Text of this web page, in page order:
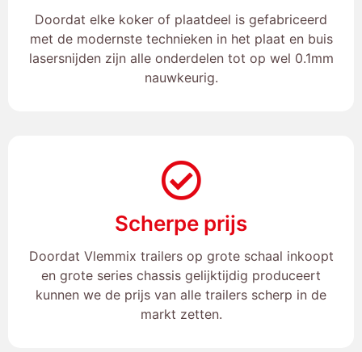
Doordat elke koker of plaatdeel is gefabriceerd
met de modernste technieken in het plaat en buis
lasersnijden zijn alle onderdelen tot op wel 0.1mm
nauwkeurig.
Scherpe prijs
Doordat Vlemmix trailers op grote schaal inkoopt
en grote series chassis gelijktijdig produceert
kunnen we de prijs van alle trailers scherp in de
markt zetten.